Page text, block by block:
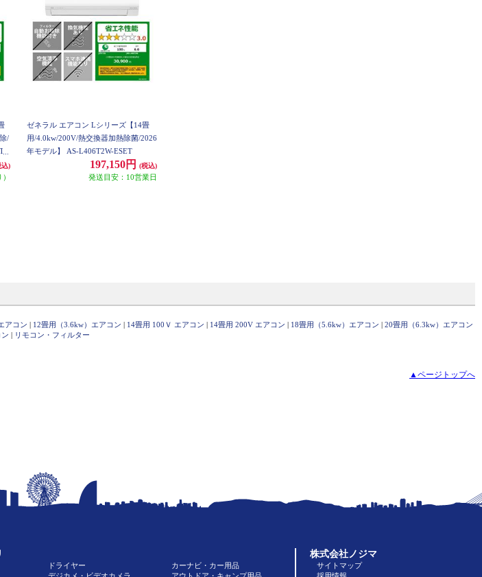
/
込)
ゼネラル エアコン Lシリーズ【14畳
用/4.0kw/200V/熱交換器加熱除菌/2026
年モデル】 AS-L406T2W-ESET
197,150円 (税込)
発送目安：10営業日
アコン | 12畳用（3.6kw）エアコン | 14畳用 100Ｖ エアコン | 14畳用 200V エアコン | 18畳用（5.6kw）エアコン | 20畳用（6.3kw）エアコン
| リモコン・フィルター
▲ページトップへ
ドライヤー
カーナビ・カー用品
株式会社ノジマ
サイトマップ